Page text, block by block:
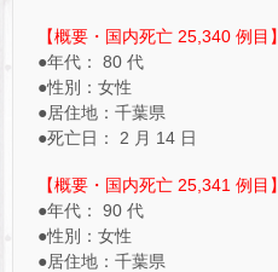
【概要・国内死亡 25,340 例目】
●年代： 80 代
●性別：女性
●居住地：千葉県
●死亡日： 2 月 14 日
【概要・国内死亡 25,341 例目】
●年代： 90 代
●性別：女性
●居住地：千葉県